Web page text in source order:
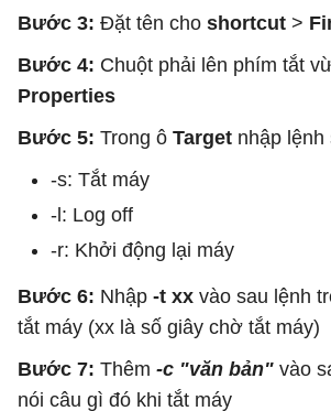
Bước 3: Đặt tên cho shortcut >
Bước 4: Chuột phải lên phím tắt
Properties
Bước 5: Trong ô Target nhập lệnh
-s: Tắt máy
-l: Log off
-r: Khởi động lại máy
Bước 6: Nhập -t xx vào sau lệnh
tắt máy (xx là số giây chờ tắt máy)
Bước 7: Thêm -c "văn bản" vào
nói câu gì đó khi tắt máy